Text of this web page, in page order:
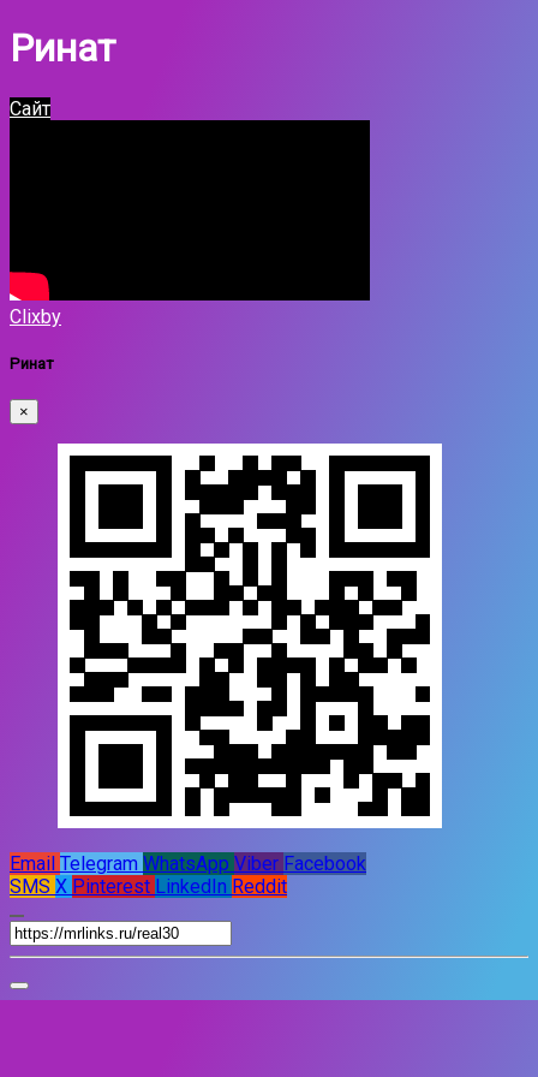
Ринат
Сайт
Clixby
Ринат
×
Email Telegram WhatsApp Viber Facebook
SMS X Pinterest LinkedIn Reddit